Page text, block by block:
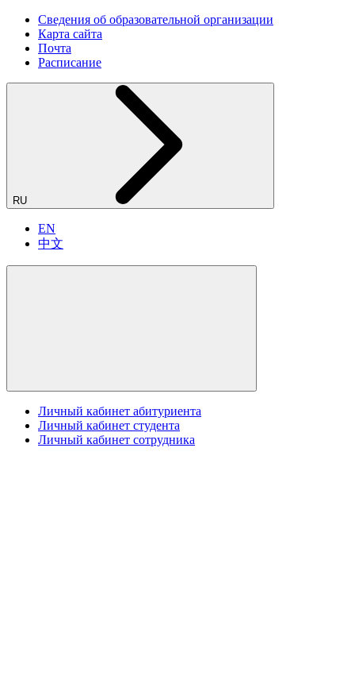
Сведения об образовательной организации
Карта сайта
Почта
Расписание
RU
EN
中文
Личный кабинет абитуриента
Личный кабинет студента
Личный кабинет сотрудника